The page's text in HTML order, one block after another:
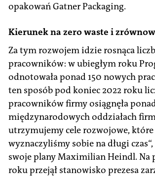
opakowań Gatner Packaging.
Kierunek na zero waste i
Za tym rozwojem idzie rosnąca
pracowników: w ubiegłym roku
odnotowała ponad 150 nowych
ten sposób pod koniec 2022 roku
pracowników firmy osiągnęła
międzynarodowych oddziałach
utrzymujemy cele rozwojowe, które
wyznaczyliśmy sobie na długi
swoje plany Maximilian Heindl. Na
roku przejął stanowisko prezesa